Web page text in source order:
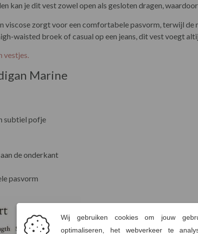
kan je dit vest zowel open als gesloten dragen,
viscose zorgt voor een comfortabele pasvorm, terwijl
waisted broek of casual op een jeans, dit vest voegt
vestjes.
Marine
subtiel pofje
de onderkant
pasvorm